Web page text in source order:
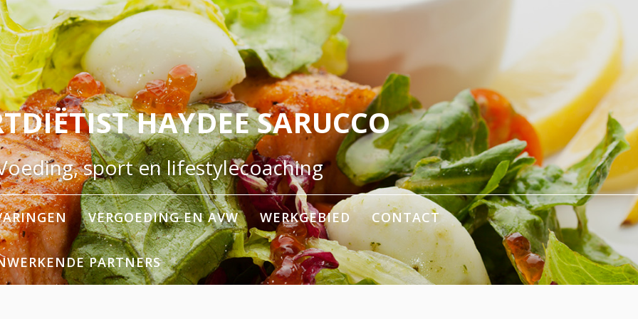
HAYDEE SARUCCO
sport en lifestylecoaching
VERGOEDING EN AVW WERKGEBIED CONTACT
PARTNERS